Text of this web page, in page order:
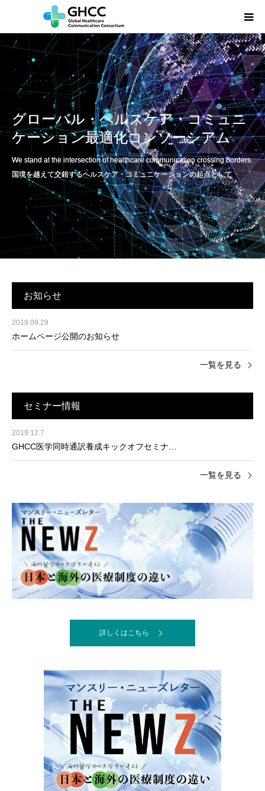
グローバル・ヘルスケア・コミュニ
ケーション最適化コンソーシアム
We stand at the intersection of healthcare communication crossing borders.
国境を越えて交錯するヘルスケア・コミュニケーションの起点として
お知らせ
2019.09.29
ホームページ公開のお知らせ
一覧を見る
セミナー情報
2019.12.7
GHCC医学同時通訳養成キックオフセミナ…
一覧を見る
詳しくはこちら
HOME
GHCCとは
ご挨拶
セミナー情報
お問い合わせ
THE NewZ